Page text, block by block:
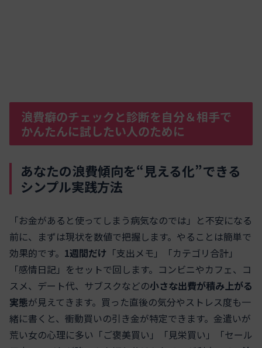
浪費癖のチェックと診断を自分＆相手で
かんたんに試したい人のために
あなたの浪費傾向を“見える化”できる
シンプル実践方法
「お金があると使ってしまう病気なのでは」と不安になる
前に、まずは現状を数値で把握します。やることは簡単で
効果的です。 1週間だけ 「支出メモ」「カテゴリ合計」
「感情日記」をセットで回します。コンビニやカフェ、コ
スメ、デート代、サブスクなどの小さな出費が積み上がる
実態が見えてきます。買った直後の気分やストレス度も一
緒に書くと、衝動買いの引き金が特定できます。金遣いが
荒い女の心理に多い「ご褒美買い」「見栄買い」「セール